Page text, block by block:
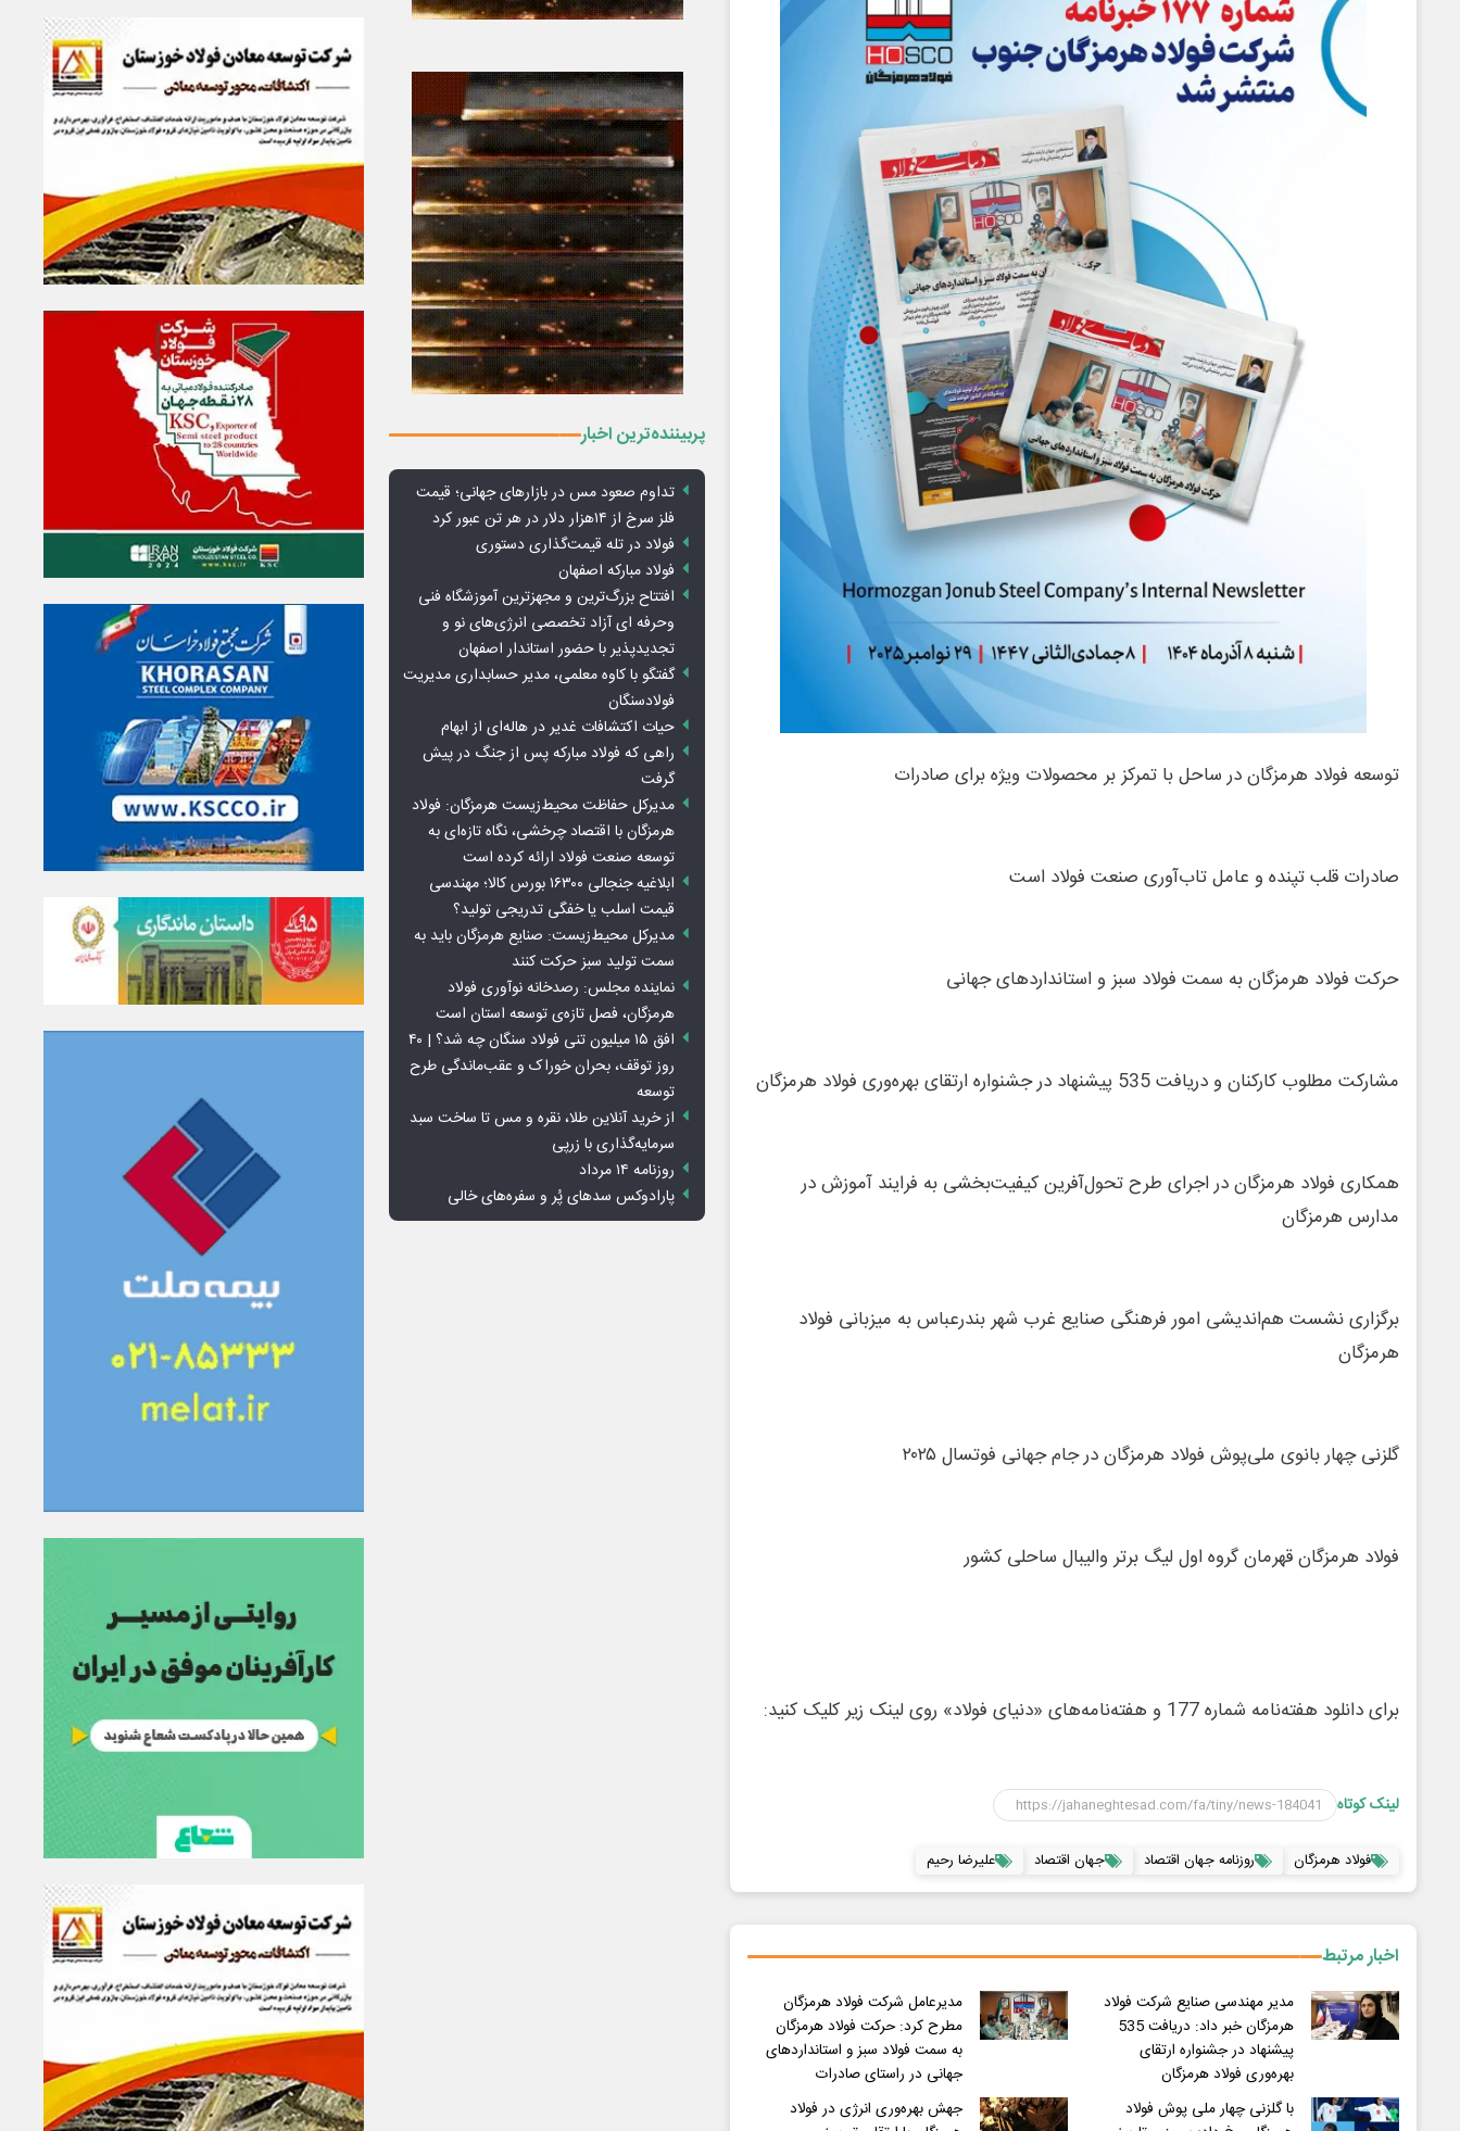
توسعه فولاد هرمزگان در ساحل با تمرکز بر محصولات ویژه برای صادرات
صادرات قلب تپنده و عامل تاب‌آوری صنعت فولاد است
حرکت فولاد هرمزگان به سمت فولاد سبز و استانداردهای جهانی
مشارکت مطلوب کارکنان و دریافت 535 پیشنهاد در جشنواره ارتقای بهره‌وری فولاد هرمزگان
همکاری فولاد هرمزگان در اجرای طرح تحول‌آفرین کیفیت‌بخشی به فرایند آموزش در
مدارس هرمزگان
برگزاری نشست هم‌اندیشی امور فرهنگی صنایع غرب شهر بندرعباس به میزبانی فولاد
هرمزگان
گلزنی چهار بانوی ملی‌پوش فولاد هرمزگان در جام جهانی فوتسال ۲۰۲۵
فولاد هرمزگان قهرمان گروه اول لیگ برتر والیبال ساحلی کشور
برای دانلود هفته‌نامه شماره 177 و هفته‌نامه‌های «دنیای فولاد» روی لینک زیر کلیک کنید:
لینک کوتاه
فولاد هرمزگان روزنامه جهان اقتصاد جهان اقتصاد علیرضا رحیم
اخبار مرتبط
مدیر مهندسی صنایع شرکت فولاد
هرمزگان خبر داد: دریافت 535
پیشنهاد در جشنواره ارتقای
بهره‌وری فولاد هرمزگان
مدیرعامل شرکت فولاد هرمزگان
مطرح کرد: حرکت فولاد هرمزگان
به سمت فولاد سبز و استانداردهای
جهانی در راستای صادرات
با گلزنی چهار ملی پوش فولاد
جهش بهره‌وری انرژی در فولاد
پربیننده‌ترین اخبار
تداوم صعود مس در بازارهای جهانی؛ قیمت
فلز سرخ از ۱۴هزار دلار در هر تن عبور کرد
فولاد در تله قیمت‌گذاری دستوری
فولاد مبارکه اصفهان
افتتاح بزرگ‌ترین و مجهزترین آموزشگاه فنی
وحرفه ای آزاد تخصصی انرژی‌های نو و
تجدیدپذیر با حضور استاندار اصفهان
گفتگو با کاوه معلمی، مدیر حسابداری مدیریت
فولادسنگان
حیات اکتشافات غدیر در هاله‌ای از ابهام
راهی که فولاد مبارکه پس از جنگ در پیش
گرفت
مدیرکل حفاظت محیط‌زیست هرمزگان: فولاد
هرمزگان با اقتصاد چرخشی، نگاه تازه‌ای به
توسعه صنعت فولاد ارائه کرده است
ابلاغیه جنجالی ۱۶۳۰۰ بورس کالا؛ مهندسی
قیمت اسلب یا خفگی تدریجی تولید؟
مدیرکل محیط‌زیست: صنایع هرمزگان باید به
سمت تولید سبز حرکت کنند
نماینده مجلس: رصدخانه نوآوری فولاد
هرمزگان، فصل تازه‌ی توسعه استان است
افق ۱۵ میلیون تنی فولاد سنگان چه شد؟ | ۴۰
روز توقف، بحران خوراک و عقب‌ماندگی طرح
توسعه
از خرید آنلاین طلا، نقره و مس تا ساخت سبد
سرمایه‌گذاری با زرپی
روزنامه ۱۴ مرداد
پارادوکس سدهای پُر و سفره‌های خالی